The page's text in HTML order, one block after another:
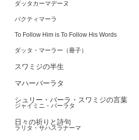
ダッタカーマデーヌ
バクティマーラ
To Follow Him is To Follow His Words
ダッタ・マーラー（冊子）
スワミジの半生
マハーバーラタ
シュリー・バーラ・スワミジの言葉
ジャイミニ・バーラタ
日々の祈りと詩句
ラリタ・サハスラナーマ